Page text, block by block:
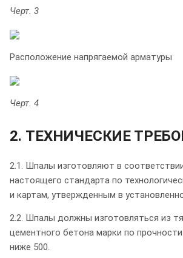
Черт. 3
Расположение напрягаемой арматуры
Черт. 4
2. ТЕХНИЧЕСКИЕ
2.1. Шпалы изготовляют в
настоящего стандарта по
и картам, утвержденным в
2.2. Шпалы должны изготовляться из
цементного бетона марки по
ниже 500.